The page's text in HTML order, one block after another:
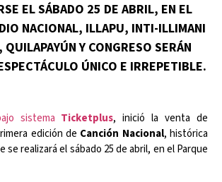
EL SÁBADO 25 DE ABRIL, EN EL
NACIONAL, ILLAPU, INTI-ILLIMANI
Y CONGRESO SERÁN
ÚNICO E IRREPETIBLE.
sistema Ticketplus, inició la venta de
edición de Canción Nacional, histórica
se realizará el sábado 25 de abril, en el Parque